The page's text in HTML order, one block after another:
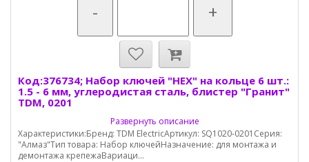
- +
Код:376734; Набор ключей "HEX" на кольце 6 шт.:
1.5 - 6 мм, углеродистая сталь, блистер "Гранит"
TDМ, 0201
Развернуть описание
Характеристики:Бренд: TDM ElectricАртикул: SQ1020-0201Серия:
"Алмаз"Тип товара: Набор ключейНазначение: для монтажа и
демонтажа крепежаВариаци...